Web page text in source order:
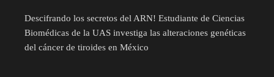
Descifrando los secretos del ARN! Estudiante de Ciencias
Biomédicas de la UAS investiga las alteraciones genéticas
del cáncer de tiroides en México